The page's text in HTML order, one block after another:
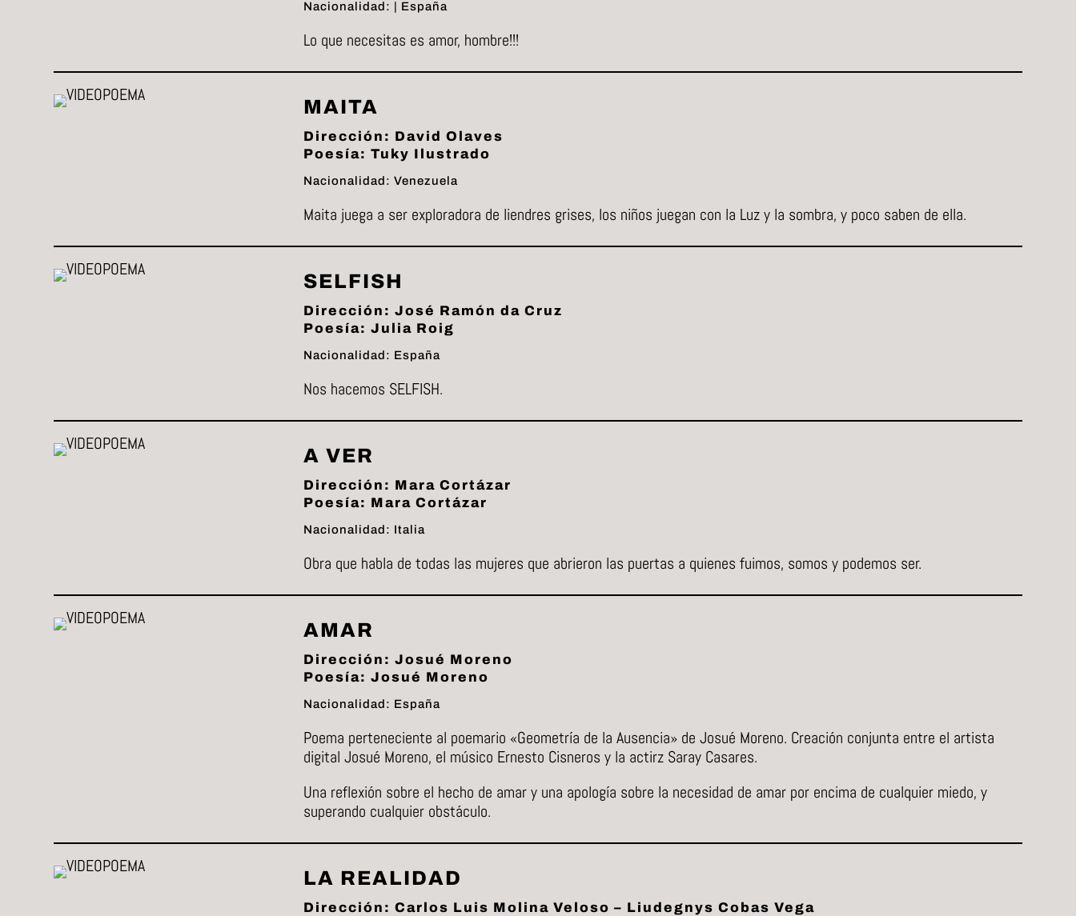
Nacionalidad: | España
Lo que necesitas es amor, hombre!!!
MAITA
Dirección: David Olaves
Poesía: Tuky Ilustrado
Nacionalidad: Venezuela
Maita juega a ser exploradora de liendres grises, los niños juegan con la Luz y la sombra, y poco saben de ella.
SELFISH
Dirección: José Ramón da Cruz
Poesía: Julia Roig
Nacionalidad: España
Nos hacemos SELFISH.
A VER
Dirección: Mara Cortázar
Poesía: Mara Cortázar
Nacionalidad: Italia
Obra que habla de todas las mujeres que abrieron las puertas a quienes fuimos, somos y podemos ser.
AMAR
Dirección: Josué Moreno
Poesía: Josué Moreno
Nacionalidad: España
Poema perteneciente al poemario «Geometría de la Ausencia» de Josué Moreno. Creación conjunta entre el artista
digital Josué Moreno, el músico Ernesto Cisneros y la actirz Saray Casares.
Una reflexión sobre el hecho de amar y una apología sobre la necesidad de amar por encima de cualquier miedo, y
superando cualquier obstáculo.
LA REALIDAD
Dirección: Carlos Luis Molina Veloso – Liudegnys Cobas Vega